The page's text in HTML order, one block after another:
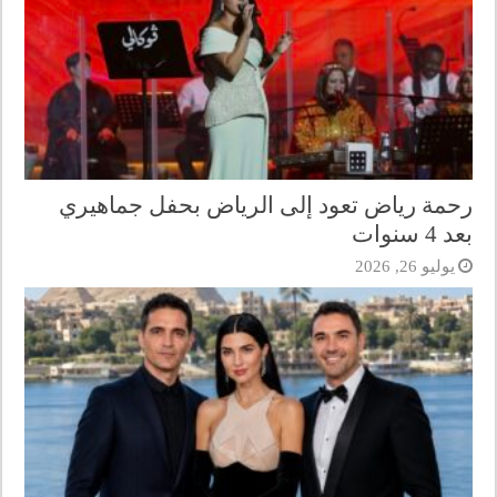
رحمة رياض تعود إلى الرياض بحفل جماهيري
بعد 4 سنوات
يوليو 26, 2026